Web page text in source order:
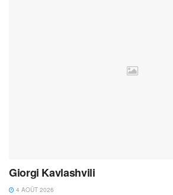
Giorgi Kavlashvili
4 AOÛT 2026